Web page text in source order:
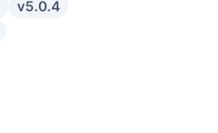
v5.0.4